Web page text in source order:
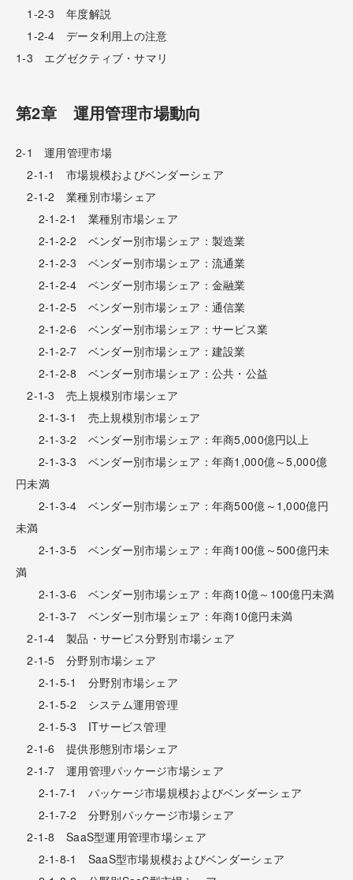
1-2-3 年度解説
1-2-4 データ利用上の注意
1-3 エグゼクティブ・サマリ
第2章 運用管理市場動向
2-1 運用管理市場
2-1-1 市場規模およびベンダーシェア
2-1-2 業種別市場シェア
2-1-2-1 業種別市場シェア
2-1-2-2 ベンダー別市場シェア：製造業
2-1-2-3 ベンダー別市場シェア：流通業
2-1-2-4 ベンダー別市場シェア：金融業
2-1-2-5 ベンダー別市場シェア：通信業
2-1-2-6 ベンダー別市場シェア：サービス業
2-1-2-7 ベンダー別市場シェア：建設業
2-1-2-8 ベンダー別市場シェア：公共・公益
2-1-3 売上規模別市場シェア
2-1-3-1 売上規模別市場シェア
2-1-3-2 ベンダー別市場シェア：年商5,000億円以上
2-1-3-3 ベンダー別市場シェア：年商1,000億～5,000億
円未満
2-1-3-4 ベンダー別市場シェア：年商500億～1,000億円
未満
2-1-3-5 ベンダー別市場シェア：年商100億～500億円未
満
2-1-3-6 ベンダー別市場シェア：年商10億～100億円未満
2-1-3-7 ベンダー別市場シェア：年商10億円未満
2-1-4 製品・サービス分野別市場シェア
2-1-5 分野別市場シェア
2-1-5-1 分野別市場シェア
2-1-5-2 システム運用管理
2-1-5-3 ITサービス管理
2-1-6 提供形態別市場シェア
2-1-7 運用管理パッケージ市場シェア
2-1-7-1 パッケージ市場規模およびベンダーシェア
2-1-7-2 分野別パッケージ市場シェア
2-1-8 SaaS型運用管理市場シェア
2-1-8-1 SaaS型市場規模およびベンダーシェア